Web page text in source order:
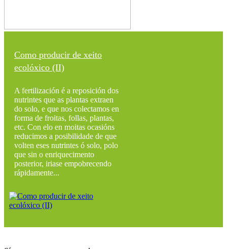
Como producir de xeito
ecolóxico (II)
A fertilización é a reposición dos
nutrintes que as plantas extraen
do solo, e que nos colectamos en
forma de froitas, follas, plantas,
etc. Con elo en moitas ocasións
reducimos a posibilidade de que
volten eses nutrintes ó solo, polo
que sin o enriquecimento
posterior, iriase empobrecendo
rápidamente...